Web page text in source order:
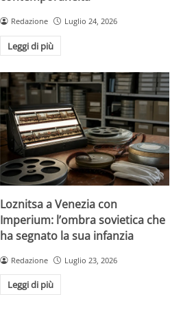
Redazione Luglio 24, 2026
Leggi di più
Loznitsa a Venezia con
Imperium: l’ombra sovietica che
ha segnato la sua infanzia
Redazione Luglio 23, 2026
Leggi di più